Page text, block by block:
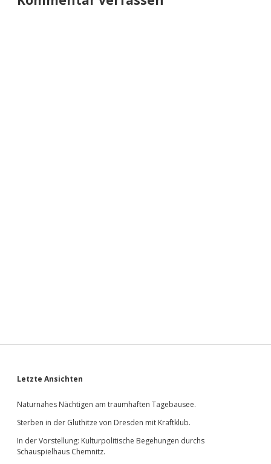
Sidebar
Letzte Ansichten
Naturnahes Nächtigen am traumhaften Tagebausee.
Sterben in der Gluthitze von Dresden mit Kraftklub.
In der Vorstellung: Kulturpolitische Begehungen durchs
Schauspielhaus Chemnitz.